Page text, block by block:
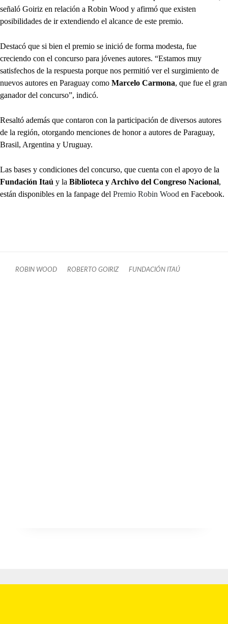
señaló Goiriz en relación a Robin Wood y afirmó que existen
posibilidades de ir extendiendo el alcance de este premio.
Destacó que si bien el premio se inició de forma modesta, fue
creciendo con el concurso para jóvenes autores. “Estamos muy
satisfechos de la respuesta porque nos permitió ver el surgimiento de
nuevos autores en Paraguay como Marcelo Carmona, que fue el gran
ganador del concurso”, indicó.
Resaltó además que contaron con la participación de diversos autores
de la región, otorgando menciones de honor a autores de Paraguay,
Brasil, Argentina y Uruguay.
Las bases y condiciones del concurso, que cuenta con el apoyo de la
Fundación Itaú y la Biblioteca y Archivo del Congreso Nacional,
están disponibles en la fanpage del Premio Robin Wood en Facebook.
ROBIN WOOD ROBERTO GOIRIZ FUNDACIÓN ITAÚ